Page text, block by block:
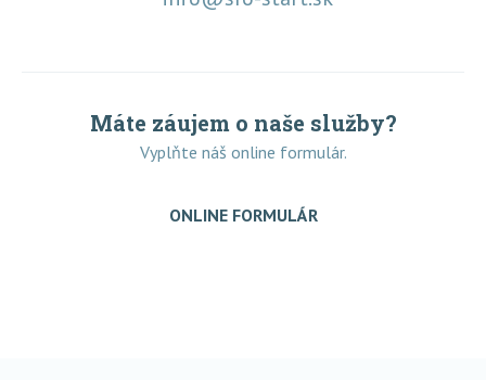
Máte záujem o naše služby?
Vyplňte náš online formulár.
ONLINE FORMULÁR